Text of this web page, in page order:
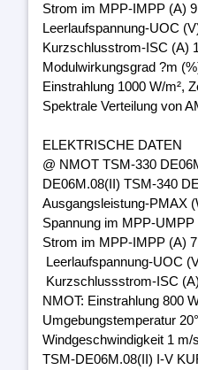
Strom im MPP-IMPP (A)
Leerlaufspannung-UOC
Kurzschlusstrom-ISC (A)
Modulwirkungsgrad ?m
Einstrahlung 1000 W/m²,
Spektrale Verteilung von
ELEKTRISCHE DATEN
@ NMOT TSM-330
DE06M.08(II) TSM-340
Ausgangsleistung-PMAX
Spannung im MPP-UMPP
Strom im MPP-IMPP (A)
Leerlaufspannung-UOC
Kurzschlussstrom-ISC
NMOT: Einstrahlung 800
Umgebungstemperatur
Windgeschwindigkeit 1 m/s
TSM-DE06M.08(II) I-V